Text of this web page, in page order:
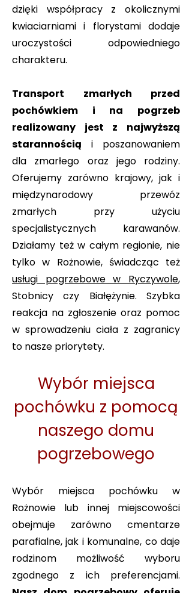
dzięki współpracy z okolicznymi
kwiaciarniami i florystami dodaje
uroczystości odpowiedniego
charakteru.
Transport zmarłych przed
pochówkiem i na pogrzeb
realizowany jest z najwyższą
starannością i poszanowaniem
dla zmarłego oraz jego rodziny.
Oferujemy zarówno krajowy, jak i
międzynarodowy przewóz
zmarłych przy użyciu
specjalistycznych karawanów.
Działamy też w całym regionie, nie
tylko w Rożnowie, świadcząc też
usługi pogrzebowe w Ryczywole,
Stobnicy czy Białężynie. Szybka
reakcja na zgłoszenie oraz pomoc
w sprowadzeniu ciała z zagranicy
to nasze priorytety.
Wybór miejsca
pochówku z pomocą
naszego domu
pogrzebowego
Wybór miejsca pochówku w
Rożnowie lub innej miejscowości
obejmuje zarówno cmentarze
parafialne, jak i komunalne, co daje
rodzinom możliwość wyboru
zgodnego z ich preferencjami.